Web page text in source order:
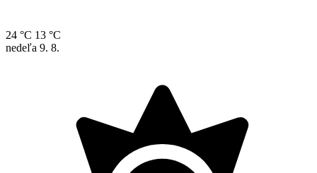
24 °C 13 °C
nedeľa 9. 8.